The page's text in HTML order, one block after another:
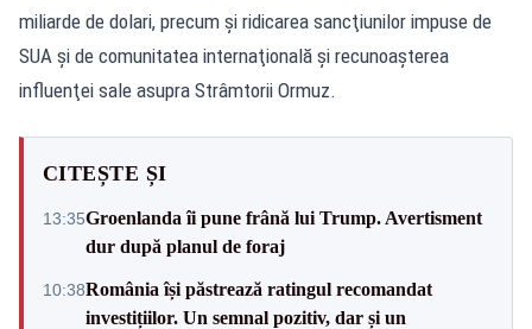
miliarde de dolari, precum şi ridicarea sancţiunilor impuse de
SUA şi de comunitatea internaţională şi recunoaşterea
influenţei sale asupra Strâmtorii Ormuz.
CITEȘTE ȘI
13:35Groenlanda îi pune frână lui Trump. Avertisment
dur după planul de foraj
10:38România își păstrează ratingul recomandat
investițiilor. Un semnal pozitiv, dar și un